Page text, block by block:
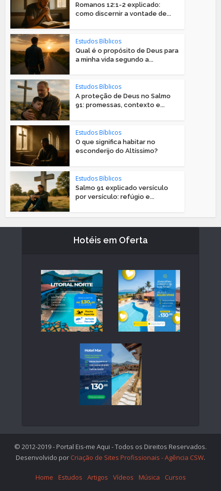
Romanos 12:1-2 explicado:
como discernir a vontade de...
Estudos Bíblicos
Qual é o propósito de Deus para
a minha vida segundo a...
Estudos Bíblicos
A proteção de Deus no Salmo
91: promessas, contexto e...
Estudos Bíblicos
O que significa habitar no
esconderijo do Altíssimo?
Estudos Bíblicos
Salmo 91 explicado versículo
por versículo: refúgio e...
Hotéis em Oferta
© 2012-2019 - Portal Eis-me Aqui - Todos os Direitos Reservados.
Desenvolvido por Criação de Sites Profissionais - Agência CSW.
Home Estudos Artigos Vídeos Música Cursos